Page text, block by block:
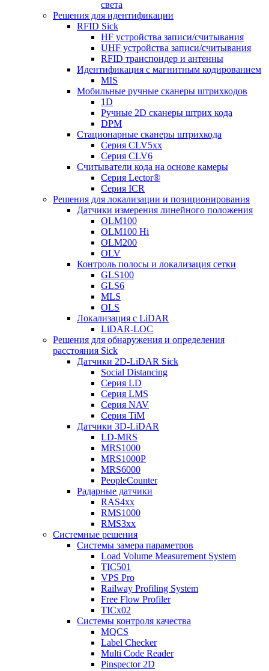
света
Решения для идентификации
RFID Sick
HF устройства записи/считывания
UHF устройства записи/считывания
RFID транспондер и антенны
Идентификация с магнитным кодированием
MIS
Мобильные ручные сканеры штрихкодов
1D
Ручные 2D сканеры штрих кода
DPM
Стационарные сканеры штрихкода
Серия CLV5xx
Серия CLV6
Считыватели кода на основе камеры
Серия Lector®
Серия ICR
Решения для локализации и позиционирования
Датчики измерения линейного положения
OLM100
OLM100 Hi
OLM200
OLV
Контроль полосы и локализация сетки
GLS100
GLS6
MLS
OLS
Локализация с LiDAR
LiDAR-LOC
Решения для обнаружения и определения
расстояния Sick
Датчики 2D-LiDAR Sick
Social Distancing
Серия LD
Серия LMS
Серия NAV
Серия TiM
Датчики 3D-LiDAR
LD-MRS
MRS1000
MRS1000P
MRS6000
PeopleCounter
Радарные датчики
RAS4xx
RMS1000
RMS3xx
Системные решения
Системы замера параметров
Load Volume Measurement System
TIC501
VPS Pro
Railway Profiling System
Free Flow Profiler
TICx02
Системы контроля качества
MQCS
Label Checker
Multi Code Reader
Pinspector 2D